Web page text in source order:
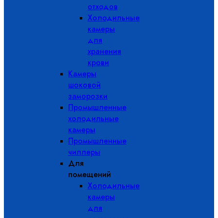
отходов
Холодильные
камеры
для
хранения
крови
Камеры
шоковой
заморозки
Промышленные
холодильные
камеры
Промышленные
чиллеры
Для
помещений
Холодильные
камеры
для